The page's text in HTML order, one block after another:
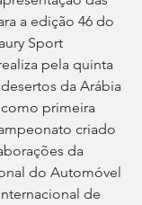
a edição 46 do
Sport
pela quinta
da Arábia
primeira
criado
da
do Automóvel
de